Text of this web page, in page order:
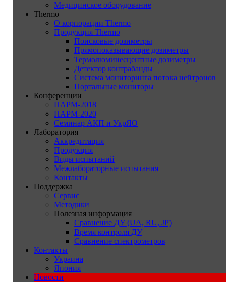
Медицинское оборудование
Thermo
О корпорации Thermo
Продукция Thermo
Поисковые дозиметры
Прямопоказывающие дозиметры
Термолюминесцентные дозиметры
Детектор контрабанды
Система мониторинга потока нейтронов
Портальные мониторы
Конференции
ПАРМ-2018
ПАРМ-2020
Семинар АКП и УкрЯО
Лаборатория
Аккредитация
Продукция
Виды испытаний
Межлабораторные испытания
Контакты
Поддержка
Сервис
Методики
Полезная информация
Сравнение ДУ (UA, RU, JP)
Время контроля ДУ
Сравнение спектрометров
Контакты
Украина
Япония
Новости